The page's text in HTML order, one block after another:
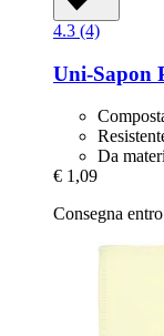
4.3 (4)
Uni-Sapon
Da
€ 1,09
Consegna